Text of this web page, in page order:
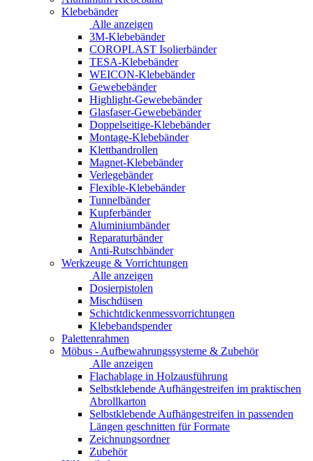
Klebebänder
Alle anzeigen
3M-Klebebänder
COROPLAST Isolierbänder
TESA-Klebebänder
WEICON-Klebebänder
Gewebebänder
Highlight-Gewebebänder
Glasfaser-Gewebebänder
Doppelseitige-Klebebänder
Montage-Klebebänder
Klettbandrollen
Magnet-Klebebänder
Verlegebänder
Flexible-Klebebänder
Tunnelbänder
Kupferbänder
Aluminiumbänder
Reparaturbänder
Anti-Rutschbänder
Werkzeuge & Vorrichtungen
Alle anzeigen
Dosierpistolen
Mischdüsen
Schichtdickenmessvorrichtungen
Klebebandspender
Palettenrahmen
Möbus - Aufbewahrungssysteme & Zubehör
Alle anzeigen
Flachablage in Holzausführung
Selbstklebende Aufhängestreifen im praktischen
Abrollkarton
Selbstklebende Aufhängestreifen in passenden
Längen geschnitten für Formate
Zeichnungsordner
Zubehör